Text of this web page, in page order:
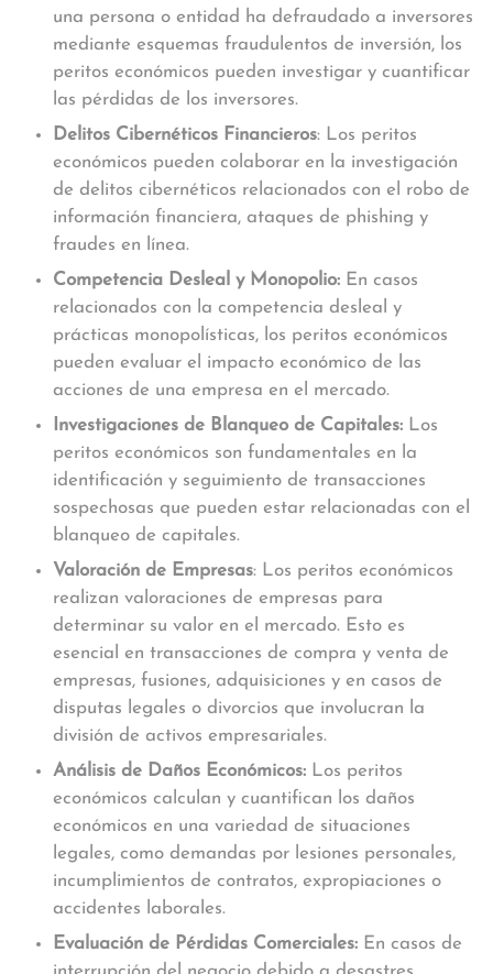
una persona o entidad ha defraudado a inversores
mediante esquemas fraudulentos de inversión, los
peritos económicos pueden investigar y cuantificar
las pérdidas de los inversores.
Delitos Cibernéticos Financieros: Los peritos
económicos pueden colaborar en la investigación
de delitos cibernéticos relacionados con el robo de
información financiera, ataques de phishing y
fraudes en línea.
Competencia Desleal y Monopolio: En casos
relacionados con la competencia desleal y
prácticas monopolísticas, los peritos económicos
pueden evaluar el impacto económico de las
acciones de una empresa en el mercado.
Investigaciones de Blanqueo de Capitales: Los
peritos económicos son fundamentales en la
identificación y seguimiento de transacciones
sospechosas que pueden estar relacionadas con el
blanqueo de capitales.
Valoración de Empresas: Los peritos económicos
realizan valoraciones de empresas para
determinar su valor en el mercado. Esto es
esencial en transacciones de compra y venta de
empresas, fusiones, adquisiciones y en casos de
disputas legales o divorcios que involucran la
división de activos empresariales.
Análisis de Daños Económicos: Los peritos
económicos calculan y cuantifican los daños
económicos en una variedad de situaciones
legales, como demandas por lesiones personales,
incumplimientos de contratos, expropiaciones o
accidentes laborales.
Evaluación de Pérdidas Comerciales: En casos de